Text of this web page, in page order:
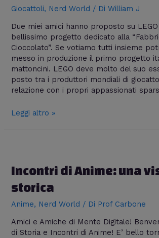
Giocattoli, Nerd World / DiWilliam J
Due miei amici hanno proposto su
bellissimo progetto dedicato alla
Cioccolato”. Se votiamo tutti insieme
messo in produzione il primo progetto
mattoncini. LEGO deve molto del suo
posto tra i produttori mondiali di
relazione con i propri appassionati
Leggi altro »
Incontri di Anime: una
storica
Anime, Nerd World / Di Prof Carbone
Amici e Amiche di Mente Digitale!
di Storia e Incontri di Anime! E’ bello
Anime:
una
visione